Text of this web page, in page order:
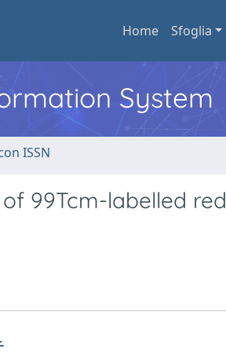
Home Sfoglia
System
ISSN
99Tcm-labelled red